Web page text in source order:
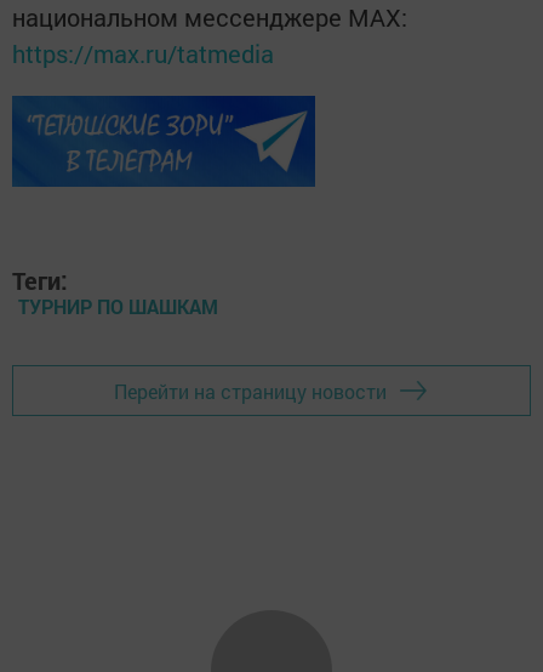
национальном мессенджере MАХ:
https://max.ru/tatmedia
Теги:
ТУРНИР ПО ШАШКАМ
Перейти на страницу новости